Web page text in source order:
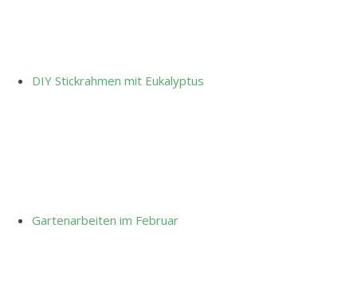
DIY Stickrahmen mit Eukalyptus
Gartenarbeiten im Februar